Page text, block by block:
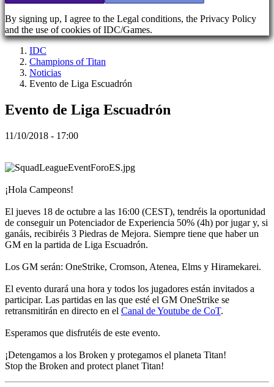
EN
DE
FR
CS
RO
RU
JA
TH
KO
Juego
El
Gameplay
In-
Game
Noticias
Guías
By signing up, I agree to the Legal conditions, the Privacy Policy
and the use of cookies of IDC/Games.
IDC
Champions of Titan
Noticias
Evento de Liga Escuadrón
Evento de Liga Escuadrón
11/10/2018 - 17:00
¡Hola Campeons!
El jueves 18 de octubre a las 16:00 (CEST), tendréis la oportunidad
de conseguir un Potenciador de Experiencia 50% (4h) por jugar y, si
ganáis, recibiréis 3 Piedras de Mejora. Siempre tiene que haber un
GM en la partida de Liga Escuadrón.
Los GM serán: OneStrike, Cromson, Atenea, Elms y Hiramekarei.
El evento durará una hora y todos los jugadores están invitados a
participar. Las partidas en las que esté el GM OneStrike se
retransmitirán en directo en el Canal de Youtube de CoT.
Esperamos que disfrutéis de este evento.
¡Detengamos a los Broken y protegamos el planeta Titan!
Stop the Broken and protect planet Titan!